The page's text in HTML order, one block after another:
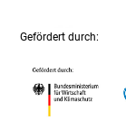
Gefördert durch: